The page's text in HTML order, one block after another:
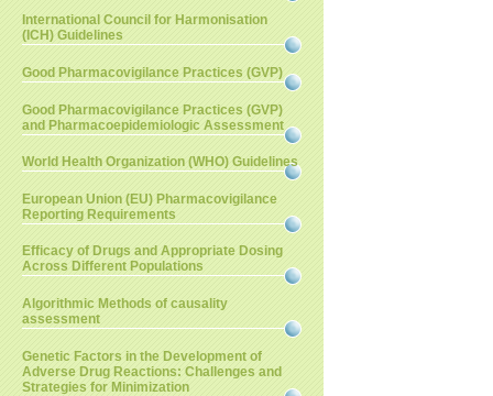
International Council for Harmonisation
(ICH) Guidelines
Good Pharmacovigilance Practices (GVP)
Good Pharmacovigilance Practices (GVP)
and Pharmacoepidemiologic Assessment
World Health Organization (WHO) Guidelines
European Union (EU) Pharmacovigilance
Reporting Requirements
Efficacy of Drugs and Appropriate Dosing
Across Different Populations
Algorithmic Methods of causality
assessment
Genetic Factors in the Development of
Adverse Drug Reactions: Challenges and
Strategies for Minimization